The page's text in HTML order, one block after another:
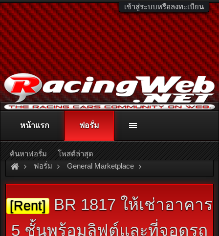
เข้าสู่ระบบหรือลงทะเบียน
ติดต่อลงโฆษณา racingweb@gmail.comหรือโทร. 081-811-1138
หรืออ่านรายละเอียดเพิ่มเติม คลิกที่นี่
ฟอรั่ม General Marketplace
สินค้าทั่วไป ไม่มีหมวดหมู่
[Rent] BR 1817 ให้เช่าอาคาร
5 ชั้นพร้อมลิฟต์และที่จอดรถ
หน้าแรก ฟอรั่ม
ค้นหาฟอรั่ม โพสต์ล่าสุด